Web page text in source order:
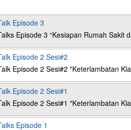
Episode 3
Episode 3 “Kesiapan Rumah
Episode 2 Sesi#2
Episode 2 Sesi#2 "Keterlambatan
Episode 2 Sesi#1
Episode 2 Sesi#1 "Keterlambatan
Episode 1